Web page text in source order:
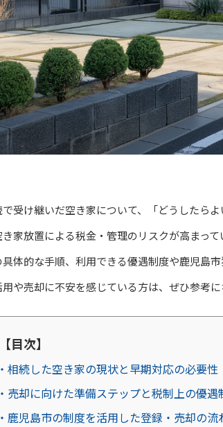
受け継いだ空き家について、「どうしたら
き家放置による税金・管理のリスクが高まっ
具体的な手順、利用できる優遇制度や鹿児島
用や売却に不安を感じている方は、ぜひ参考に
【目次】
・相続した空き家の現状と早期対応の必要性
・売却に向けた準備ステップと税制上の優遇
・鹿児島市の制度を活用した登録・売却の流